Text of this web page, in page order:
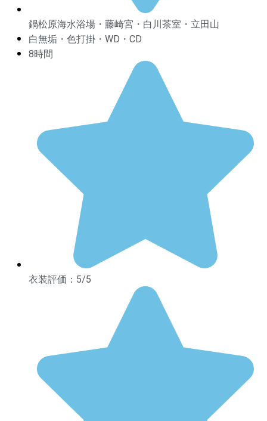
鍋松原海水浴場・藤崎宮・白川茶室・立田山
白無垢・色打掛・WD・CD
8時間
衣装評価：5/5